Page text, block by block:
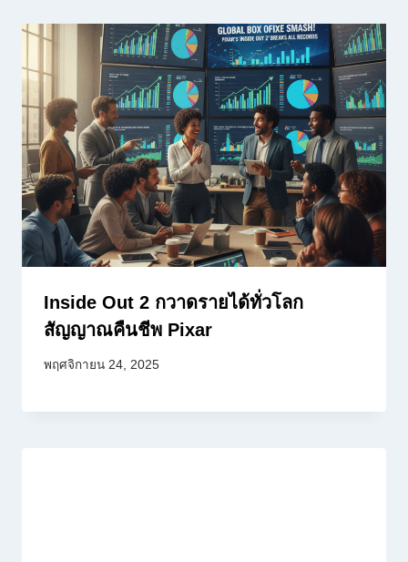
Inside Out 2 กวาดรายได้ทั่วโลก
สัญญาณคืนชีพ Pixar
พฤศจิกายน 24, 2025